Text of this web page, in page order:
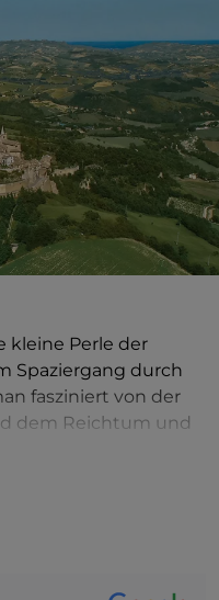
kleine Perle der
Spaziergang durch
fasziniert von der
dem Reichtum und
auf einem Hügel